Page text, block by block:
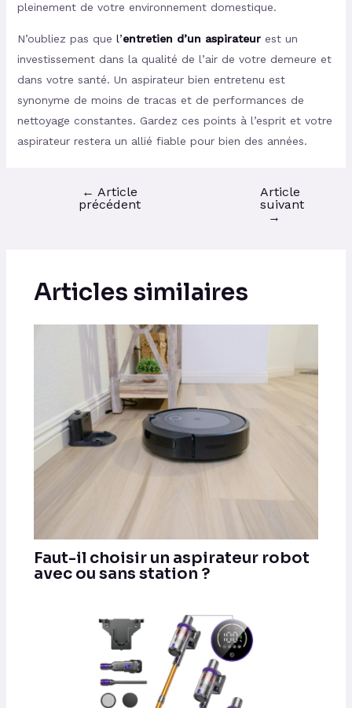
pleinement de votre environnement domestique.
N’oubliez pas que l’entretien d’un aspirateurest un
investissement dans la qualité de l’air de votre demeure et
dans votre santé. Un aspirateur bien entretenu est
synonyme de moins de tracas et de performances de
nettoyage constantes. Gardez ces points à l’esprit et votre
aspirateur restera un allié fiable pour bien des années.
← Article
précédent
Article
suivant
→
Articles similaires
Faut-il choisir un aspirateur robot
avec ou sans station ?